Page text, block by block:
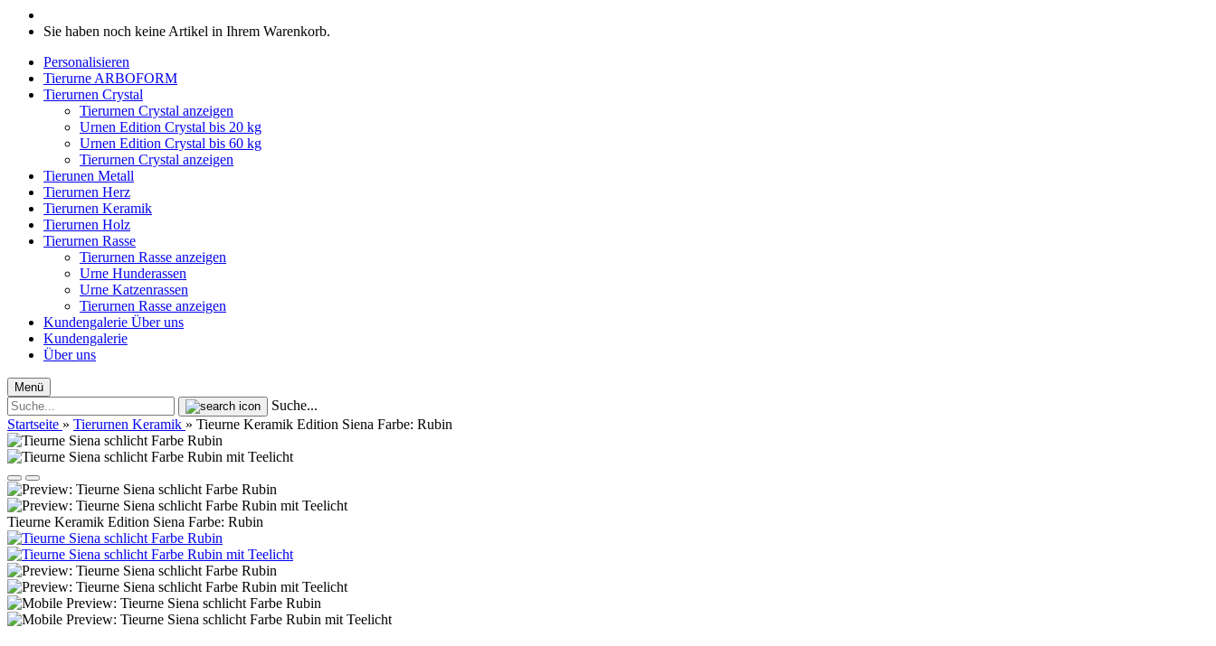
Sie haben noch keine Artikel in Ihrem Warenkorb.
Personalisieren
Tierurne ARBOFORM
Tierurnen Crystal
Tierurnen Crystal anzeigen
Urnen Edition Crystal bis 20 kg
Urnen Edition Crystal bis 60 kg
Tierurnen Crystal anzeigen
Tierunen Metall
Tierurnen Herz
Tierurnen Keramik
Tierurnen Holz
Tierurnen Rasse
Tierurnen Rasse anzeigen
Urne Hunderassen
Urne Katzenrassen
Tierurnen Rasse anzeigen
Kundengalerie Über uns
Kundengalerie
Über uns
Menü
Suche...
Startseite » Tierurnen Keramik » Tieurne Keramik Edition Siena Farbe: Rubin
Tieurne Keramik Edition Siena Farbe: Rubin